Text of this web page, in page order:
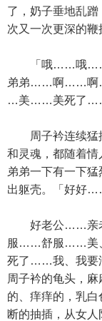
了，奶子垂地乱
次又一次更深的鞭
「哦……哦
弟弟……啊……
…美……美死了
周子衿连续猛插
和灵魂，都随着情
弟弟一下有一下
出躯壳。「好好
好老公……亲老
服……舒服……美
死了……我、我要
周子衿的龟头，麻
的、痒痒的，乳
断的抽插，从女人